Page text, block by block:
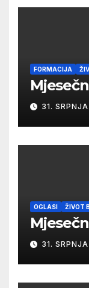
FORMACIJA
31.
OGLASI ŽIVOT
31.